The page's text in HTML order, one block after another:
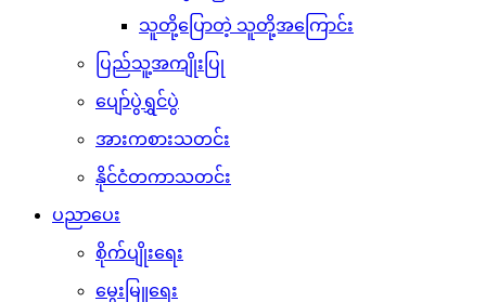
သူတို့ပြောတဲ့ သူတို့အကြောင်း
ပြည်သူ့အကျိုးပြု
ပျော်ပွဲရွှင်ပွဲ
အားကစားသတင်း
နိုင်ငံတကာသတင်း
ပညာပေး
စိုက်ပျိုးရေး
မွေးမြူရေး